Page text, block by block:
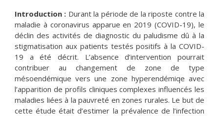
Introduction : Durant la période de la riposte contre la
maladie à coronavirus apparue en 2019 (COVID-19), le
déclin des activités de diagnostic du paludisme dû à la
stigmatisation aux patients testés positifs à la COVID-
19 a été décrit. L’absence d’intervention pourrait
contribuer au changement de zone de type
mésoendémique vers une zone hyperendémiqe avec
l’apparition de profils cliniques complexes influencés les
maladies liées à la pauvreté en zones rurales. Le but de
cette étude était d’estimer la prévalence de l’infection